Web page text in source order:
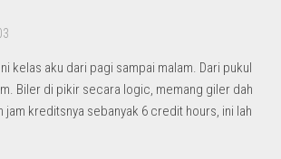
kelas aku dari pagi sampai malam. Dari pukul
Biler di pikir secara logic, memang giler dah
jam kreditsnya sebanyak 6 credit hours, ini lah